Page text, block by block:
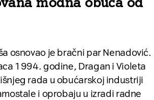
osnovao je bračni par Nenadović.
1994. godine, Dragan i Violeta
rada u obućarskoj industriji
i oprobaju u izradi radne